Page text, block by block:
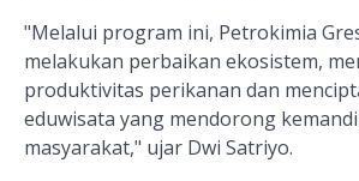
"Melalui program ini, Petrokimia
melakukan perbaikan ekosistem,
produktivitas perikanan dan
eduwisata yang mendorong
masyarakat," ujar Dwi Satriyo.